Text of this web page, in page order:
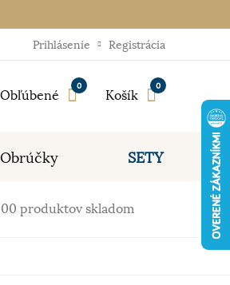
Prihlásenie Registrácia
Obľúbené
0
Košík
0
Obrúčky SETY
produktov skladom